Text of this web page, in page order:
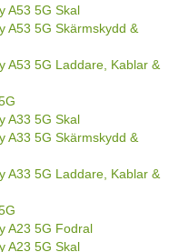
A53 5G Skal
A53 5G Skärmskydd &
A53 5G Laddare, Kablar &
A33 5G Skal
A33 5G Skärmskydd &
A33 5G Laddare, Kablar &
A23 5G Fodral
A23 5G Skal